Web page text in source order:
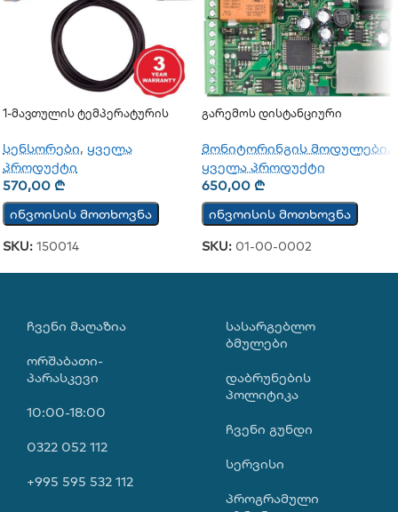
1-Მავთულის Ტემპერატურის
სენსორები, ყველა
პროდუქტი
570,00 ₾
ინვოისის მოთხოვნა
SKU: 150014
Გარემოს Დისტანციური
CM
მონიტორინგის მოდულები
ყველა პროდუქტი
650,00 ₾
ინვოისის მოთხოვნა
SKU: 01-00-0002
ᲩᲕᲔᲜᲘ ᲛᲐᲦᲐᲖᲘᲐ
ორშაბათი-
პარასკევი
10:00-18:00
0322 052 112
+995 595 532 112
ᲡᲐᲡᲐᲠᲒᲔᲑᲚᲝ
ᲑᲛᲣᲚᲔᲑᲘ
დაბრუნების
პოლიტიკა
ჩვენი გუნდი
სერვისი
პროგრამული